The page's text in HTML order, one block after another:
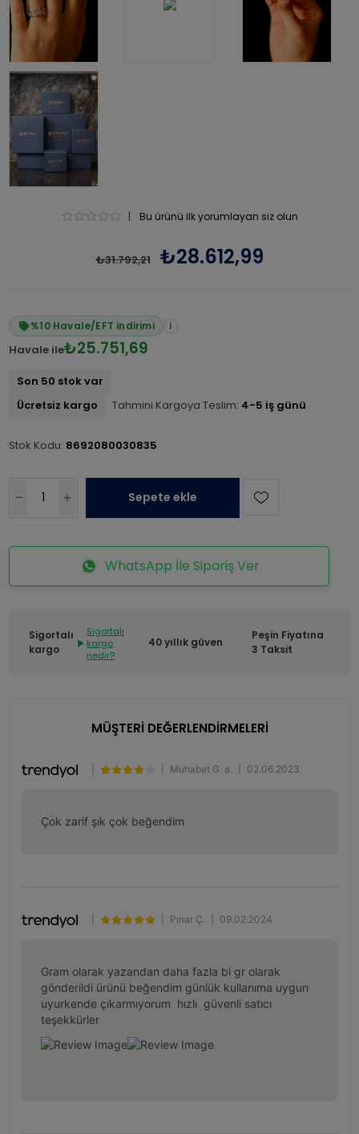
| Bu ürünü ilk yorumlayan siz olun
₺31.792,21 ₺28.612,99
%10 Havale/EFT indirimi i
Havale ile₺25.751,69
Son 50 stok var
Ücretsiz kargo
Tahmini Kargoya Teslim: 4-5 iş günü
Stok Kodu: 8692080030835
Sepete ekle
WhatsApp İle Sipariş Ver
Sigortalı
kargo
Sigortalı
kargo
nedir?
40 yıllık güven
Peşin Fiyatına
3 Taksit
MÜŞTERİ DEĞERLENDİRMELERİ
Muhabat G. a. 02.06.2023
Çok zarif şık çok beğendim
Pınar Ç. 09.02.2024
Gram olarak yazandan daha fazla bi gr olarak
gönderildi ürünü beğendim günlük kullanıma uygun
uyurkende çıkarmıyorum  hızlı  güvenli satıcı
teşekkürler